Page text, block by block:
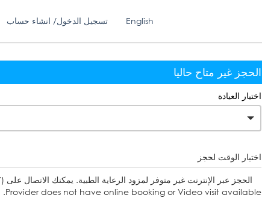
تسجيل الدخول/ انشاء حساب English
الحجز غير متاح حاليا
اختيار العيادة
اختيار الوقت لحجز
الحجز عبر الإنترنت غير متوفر لمزود الرعاية الطبية. يمكنك الاتصال على (03/526117) لتحديد موعد!
Provider does not have online booking or Video visit available.